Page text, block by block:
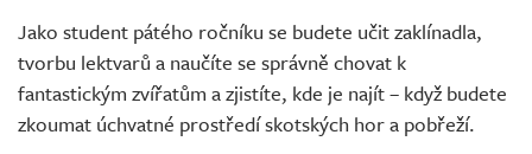
Jako student pátého ročníku se budete učit zaklínadla,
tvorbu lektvarů a naučíte se správně chovat k
fantastickým zvířatům a zjistíte, kde je najít – když budete
zkoumat úchvatné prostředí skotských hor a pobřeží.